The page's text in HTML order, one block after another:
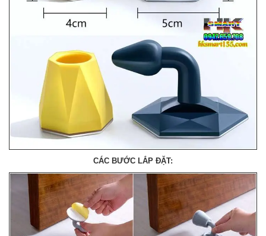
CÁC BƯỚC LẮP ĐẶT: